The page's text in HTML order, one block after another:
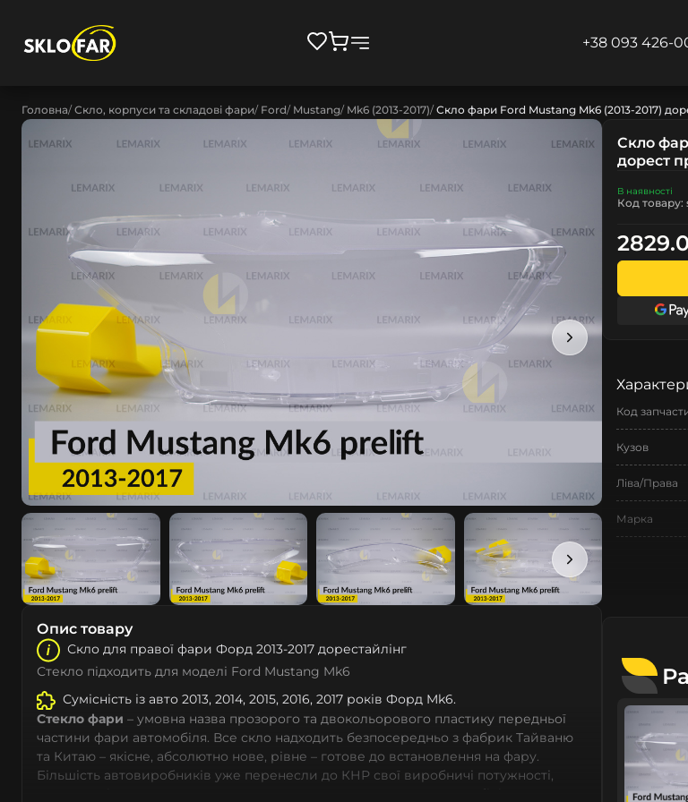
+38 093 426-
Головна Скло, корпуси та складові фари Ford Mustang Mk6 (2013-2017) Скло фари Ford Mustang Mk6 (2013-2017)
Опис товару
Скло для правої фари Форд 2013-2017 дорестайлінг
Стекло підходить для моделі Ford Mustang Mk6
Сумісність із авто 2013, 2014, 2015, 2016, 2017 років Форд Mk6.
Стекло фари – умовна назва прозорого та двокольорового пластику передньої
частини фари автомобіля. Все скло надходить безпосередньо з фабрик Тайваню
та Китаю – якісне, абсолютно нове, рівне – готове до встановлення на фару.
Більшість автовиробників уже перенесли до КНР свої виробничі потужності,
тому не слід дивуватися, що до 90% запчастин до сучасних автомобілів мають
Скло
дорест
В наявності
Код товару:
Код
Кузов
Ліва/Права
Марка
Покоління
Рік випуску
Рестайлінг/
Дорестайлінг